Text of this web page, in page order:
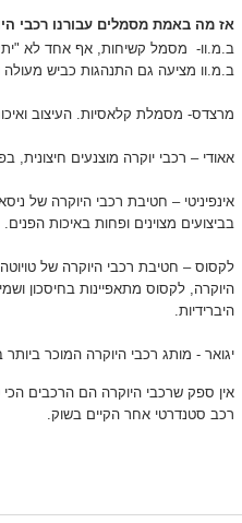
אז מה באמת מסמלים עבורנו רכבי
ב.מ.וו- מסמל קשיחות, אף אחד לא
ב.מ.וו מציעה גם התנהגות כביש מעולה
מרצדס- מסמלת קלאסיות.
אאודי – רכבי יוקרה מוצנעים
אינפיניטי – חטיבת רכבי היוקרה של
בביצועים מצוינים
לקסוס – חטיבת רכבי היוקרה של
היוקרה, לקסוס מתאפיינות בחיסכון
יגואר - מותג רכבי היוקרה המוכר ביותר
אין ספק שרכבי היוקרה הם הרכבים
רכב סטנדרטי אחר הקיים בשוק.